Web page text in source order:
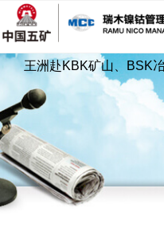
过
内
王洲赴KBK矿山、BSK